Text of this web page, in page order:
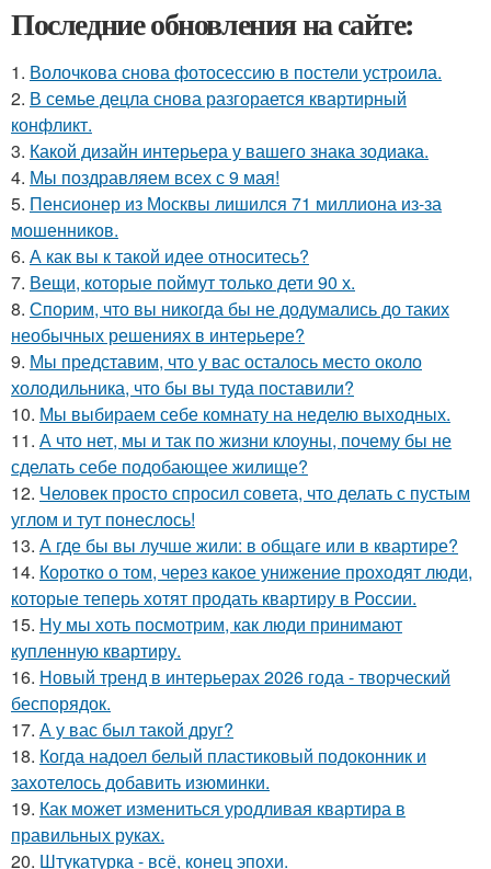
Последние обновления на сайте:
1. Волочкова снова фотосессию в постели устроила.
2. В семье децла снова разгорается квартирный
конфликт.
3. Какой дизайн интерьера у вашего знака зодиака.
4. Мы поздравляем всех с 9 мая!
5. Пенсионер из Москвы лишился 71 миллиона из-за
мошенников.
6. А как вы к такой идее относитесь?
7. Вещи, которые поймут только дети 90 х.
8. Спорим, что вы никогда бы не додумались до таких
необычных решениях в интерьере?
9. Мы представим, что у вас осталось место около
холодильника, что бы вы туда поставили?
10. Мы выбираем себе комнату на неделю выходных.
11. А что нет, мы и так по жизни клоуны, почему бы не
сделать себе подобающее жилище?
12. Человек просто спросил совета, что делать с пустым
углом и тут понеслось!
13. А где бы вы лучше жили: в общаге или в квартире?
14. Коротко о том, через какое унижение проходят люди,
которые теперь хотят продать квартиру в России.
15. Ну мы хоть посмотрим, как люди принимают
купленную квартиру.
16. Новый тренд в интерьерах 2026 года - творческий
беспорядок.
17. А у вас был такой друг?
18. Когда надоел белый пластиковый подоконник и
захотелось добавить изюминки.
19. Как может измениться уродливая квартира в
правильных руках.
20. Штукатурка - всё, конец эпохи.